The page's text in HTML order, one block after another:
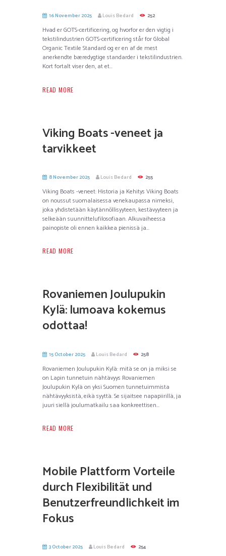
16 November 2025 Louis Bedard 252
Hvad er GOTS-certificering, og hvorfor er den vigtig i
tekstilindustrien GOTS-certificering står for Global
Organic Textile Standard og er en af de mest
anerkendte bæredygtige standarder i tekstilindustrien.
Kort fortalt viser den, at et...
READ MORE
Viking Boats -veneet ja
tarvikkeet
8 November 2025 Louis Bedard 255
Viking Boats -veneet: Historia ja Kehitys Viking Boats
on noussut suomalaisessa venekaupassa nimeksi,
joka yhdistetään käytännöllisyyteen, kestävyyteen ja
selkeään suunnittelufilosofiaan. Alkuvaiheessa
painopiste oli ennen kaikkea pienissä ja...
READ MORE
Rovaniemen Joulupukin
Kylä: lumoava kokemus
odottaa!
15 October 2025 Louis Bedard 258
Rovaniemen Joulupukin Kylä: mitä se on ja miksi se
on Lapin tunnetuin nähtävyys Rovaniemen
Joulupukin Kylä on yksi Suomen tunnetuimmista
nähtävyyksistä, eikä syyttä. Se sijaitsee napapiirillä, ja
juuri siellä joulumatkailu saa konkreettisen...
READ MORE
Mobile Plattform Vorteile
durch Flexibilität und
Benutzerfreundlichkeit im
Fokus
3 October 2025 Louis Bedard 254